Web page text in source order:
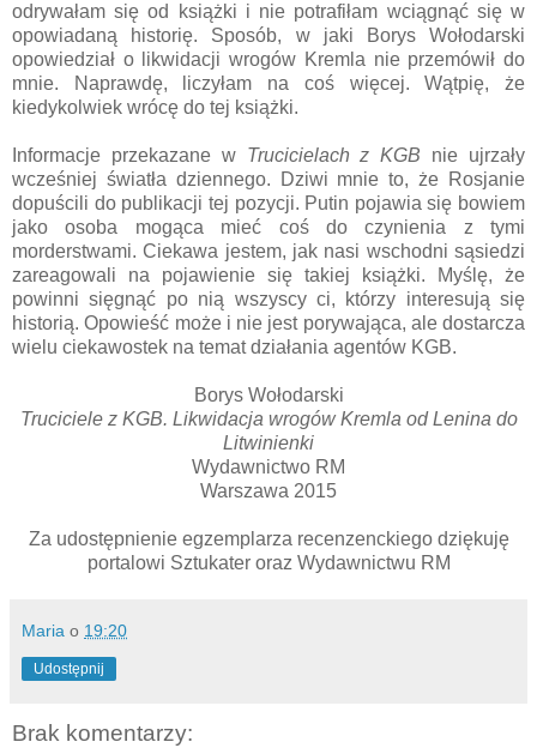
odrywałam się od książki i nie potrafiłam wciągnąć się w
opowiadaną historię. Sposób, w jaki Borys Wołodarski
opowiedział o likwidacji wrogów Kremla nie przemówił do
mnie. Naprawdę, liczyłam na coś więcej. Wątpię, że
kiedykolwiek wrócę do tej książki.
Informacje przekazane w Trucicielach z KGB nie ujrzały
wcześniej światła dziennego. Dziwi mnie to, że Rosjanie
dopuścili do publikacji tej pozycji. Putin pojawia się bowiem
jako osoba mogąca mieć coś do czynienia z tymi
morderstwami. Ciekawa jestem, jak nasi wschodni sąsiedzi
zareagowali na pojawienie się takiej książki. Myślę, że
powinni sięgnąć po nią wszyscy ci, którzy interesują się
historią. Opowieść może i nie jest porywająca, ale dostarcza
wielu ciekawostek na temat działania agentów KGB.
Borys Wołodarski
Truciciele z KGB. Likwidacja wrogów Kremla od Lenina do
Litwinienki
Wydawnictwo RM
Warszawa 2015
Za udostępnienie egzemplarza recenzenckiego dziękuję
portalowi Sztukater oraz Wydawnictwu RM
Maria o 19:20
Udostępnij
Brak komentarzy: